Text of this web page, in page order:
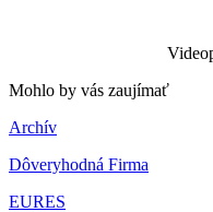
Mohlo by vás zaujímať
Archív
Dôveryhodná Firma
EURES